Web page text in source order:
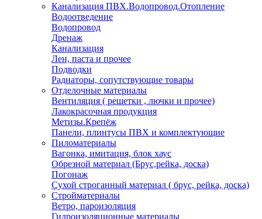
Канализация ПВХ.Водопровод.Отопление
Водоотведение
Водопровод
Дренаж
Канализация
Лен, паста и прочее
Подводки
Радиаторы, сопутствующие товары
Отделочные материалы
Вентиляция ( решетки , лючки и прочее)
Лакокрасочная продукция
Метизы.Крепёж
Панели, плинтусы ПВХ и комплектующие
Пиломатериалы
Вагонка, имитация, блок хаус
Обрезной материал (Брус,рейка, доска)
Погонаж
Сухой строганный материал ( брус, рейка, доска)
Стройматериалы
Ветро, пароизоляция
Гидроизоляционные материалы